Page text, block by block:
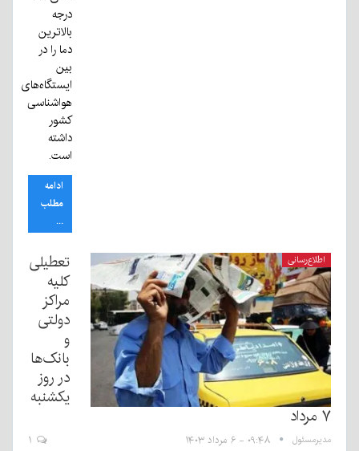
درجه
بالاترین
دما را در
بین
ایستگاه‌های
هواشناسی
کشور
داشته
است.
ادامه
مطلب
...
اطلاع‌رسانی
تعطیلی
کلیه
مراکز
دولتی
و
بانک‌ها
در روز
یکشنبه
۷ مرداد
مدیرمسئول ۰۹:۴۸ - ۶ مرداد ۱۴۰۳